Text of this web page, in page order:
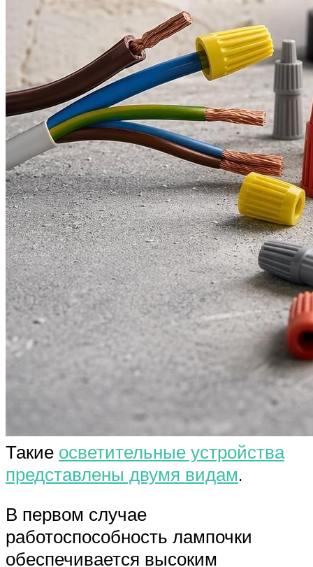
Такие осветительные устройства
представлены двумя видам.
В первом случае
работоспособность лампочки
обеспечивается высоким